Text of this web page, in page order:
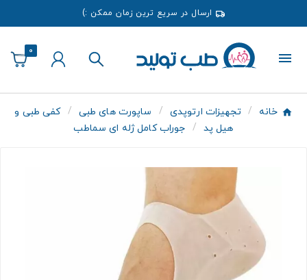
ارسال در سریع ترین زمان ممکن :)
0
خانه تجهیزات ارتوپدی ساپورت های طبی
کفی طبی و
هیل پد
جوراب کامل ژله ای سماطب